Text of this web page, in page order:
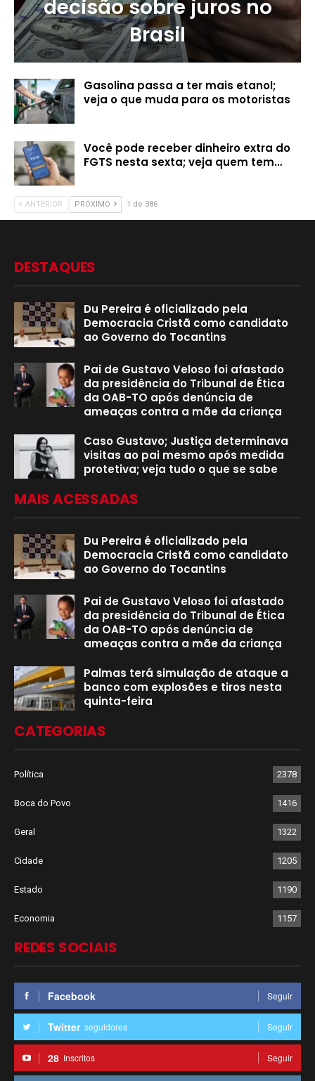
decisão sobre juros no
Brasil
Gasolina passa a ter mais etanol;
veja o que muda para os motoristas
Você pode receber dinheiro extra do
FGTS nesta sexta; veja quem tem…
ANTERIOR PRÓXIMO 1 de 386
DESTAQUES
Du Pereira é oficializado pela
Democracia Cristã como candidato
ao Governo do Tocantins
Pai de Gustavo Veloso foi afastado
da presidência do Tribunal de Ética
da OAB-TO após denúncia de
ameaças contra a mãe da criança
Caso Gustavo; Justiça determinava
visitas ao pai mesmo após medida
protetiva; veja tudo o que se sabe
MAIS ACESSADAS
Du Pereira é oficializado pela
Democracia Cristã como candidato
ao Governo do Tocantins
Pai de Gustavo Veloso foi afastado
da presidência do Tribunal de Ética
da OAB-TO após denúncia de
ameaças contra a mãe da criança
Palmas terá simulação de ataque a
banco com explosões e tiros nesta
quinta-feira
CATEGORIAS
Política 2378
Boca do Povo 1416
Geral 1322
Cidade 1205
Estado 1190
Economia 1157
REDES SOCIAIS
Facebook Seguir
Twitter seguidores Seguir
28 Inscritos Seguir